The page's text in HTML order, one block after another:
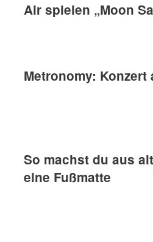
Air spielen „Moon
Metronomy: Konzert
So machst du aus
eine Fußmatte